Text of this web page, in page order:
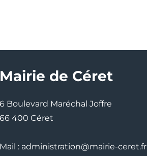
Mairie de Céret
6 Boulevard Maréchal Joffre
66 400 Céret
Mail : administration@mairie-ceret.fr